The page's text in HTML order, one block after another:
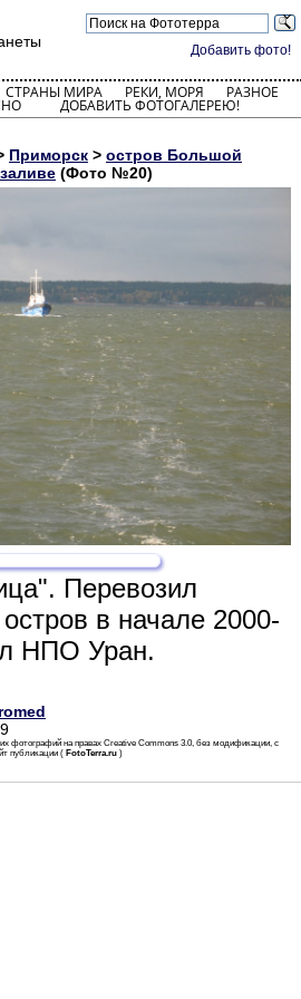
Добавить фото!
СТРАНЫ МИРА РЕКИ, МОРЯ РАЗНОЕ
ДОБАВИТЬ ФОТОГАЛЕРЕЮ!
Приморск > остров Большой
(Фото №20)
Перевозил
в начале 2000-
НПО Уран.
фотографий на правах Creative Commons 3.0, без модификации, с
публикации ( FotoTerra.ru )